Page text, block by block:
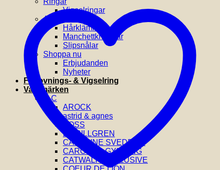
Vigselringar
Accessoarer
Hårklämmor
Manchettknappar
Slipsnålar
Shoppa nu
Erbjudanden
Nyheter
Förlovnings- & Vigselring
Varumärken
A-C
AROCK
astrid & agnes
BOSS
BY BILLGREN
CAROLINE SVEDBOM
CAROLINA GYNNING
CATWALK EXCLUSIVE